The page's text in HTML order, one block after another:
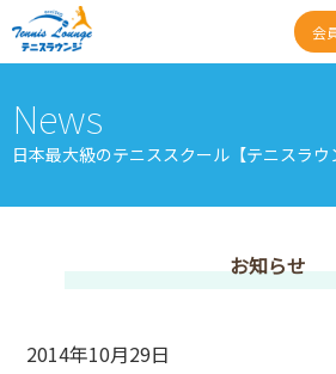
会
News
日本最大級のテニススクール【テニスラウ
お知らせ
2014年10月29日